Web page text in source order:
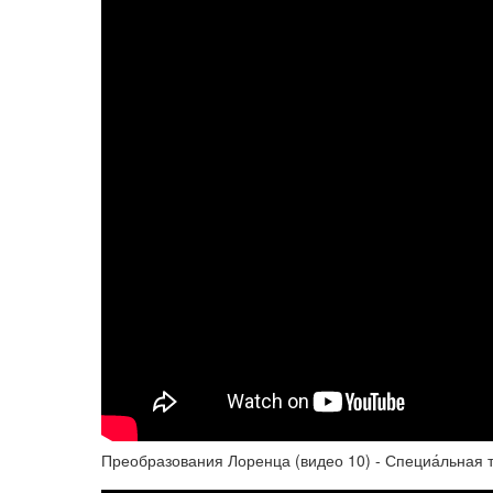
Преобразования Лоренца (видео 10) - Специа́льная